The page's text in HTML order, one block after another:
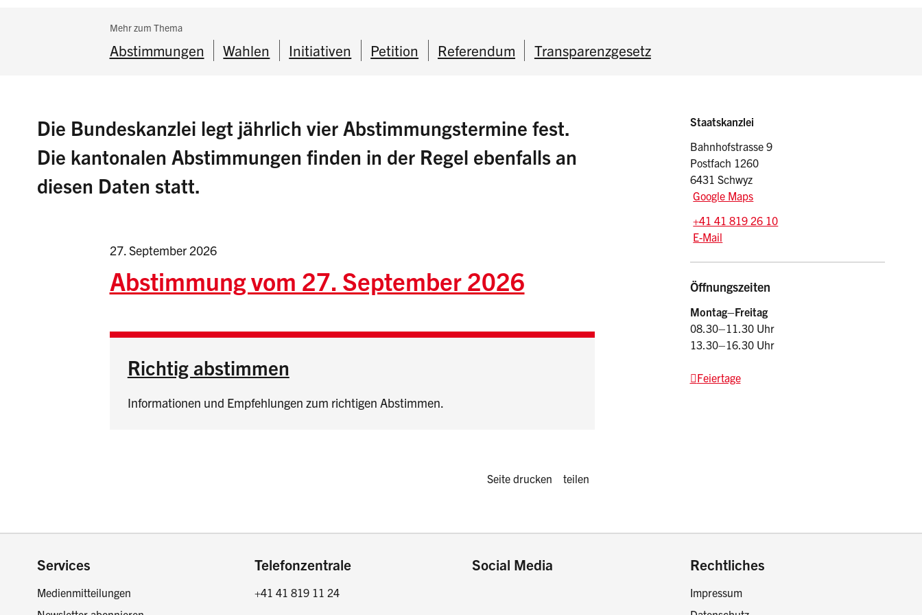
Subnavigation:
Mehr zum Thema
Abstimmungen Wahlen Initiativen Petition Referendum Transparenzgesetz
Die Bundeskanzlei legt jährlich vier Abstimmungstermine fest.
Die kantonalen Abstimmungen finden in der Regel ebenfalls an
diesen Daten statt.
Abstimmung vom 27. September 2026
27. September 2026
Richtig abstimmen
Informationen und Empfehlungen zum richtigen Abstimmen.
Sidebar
Adresse
Staatskanzlei
Bahnhofstrasse 9
Postfach 1260
6431 Schwyz
Google Maps
Tel.:
+41 41 819 26 10
E-Mail: wahlen
E-Mail
Öffnungszeiten
Montag–Freitag
08.30–11.30 Uhr
13.30–16.30 Uhr
Feiertage
Diese Seite drucken oder teilen:
Seite drucken teilen
Footer
Services
Medienmitteilungen
Telefonzentrale
+41 41 819 11 24
Social Media Rechtliches
Impressum